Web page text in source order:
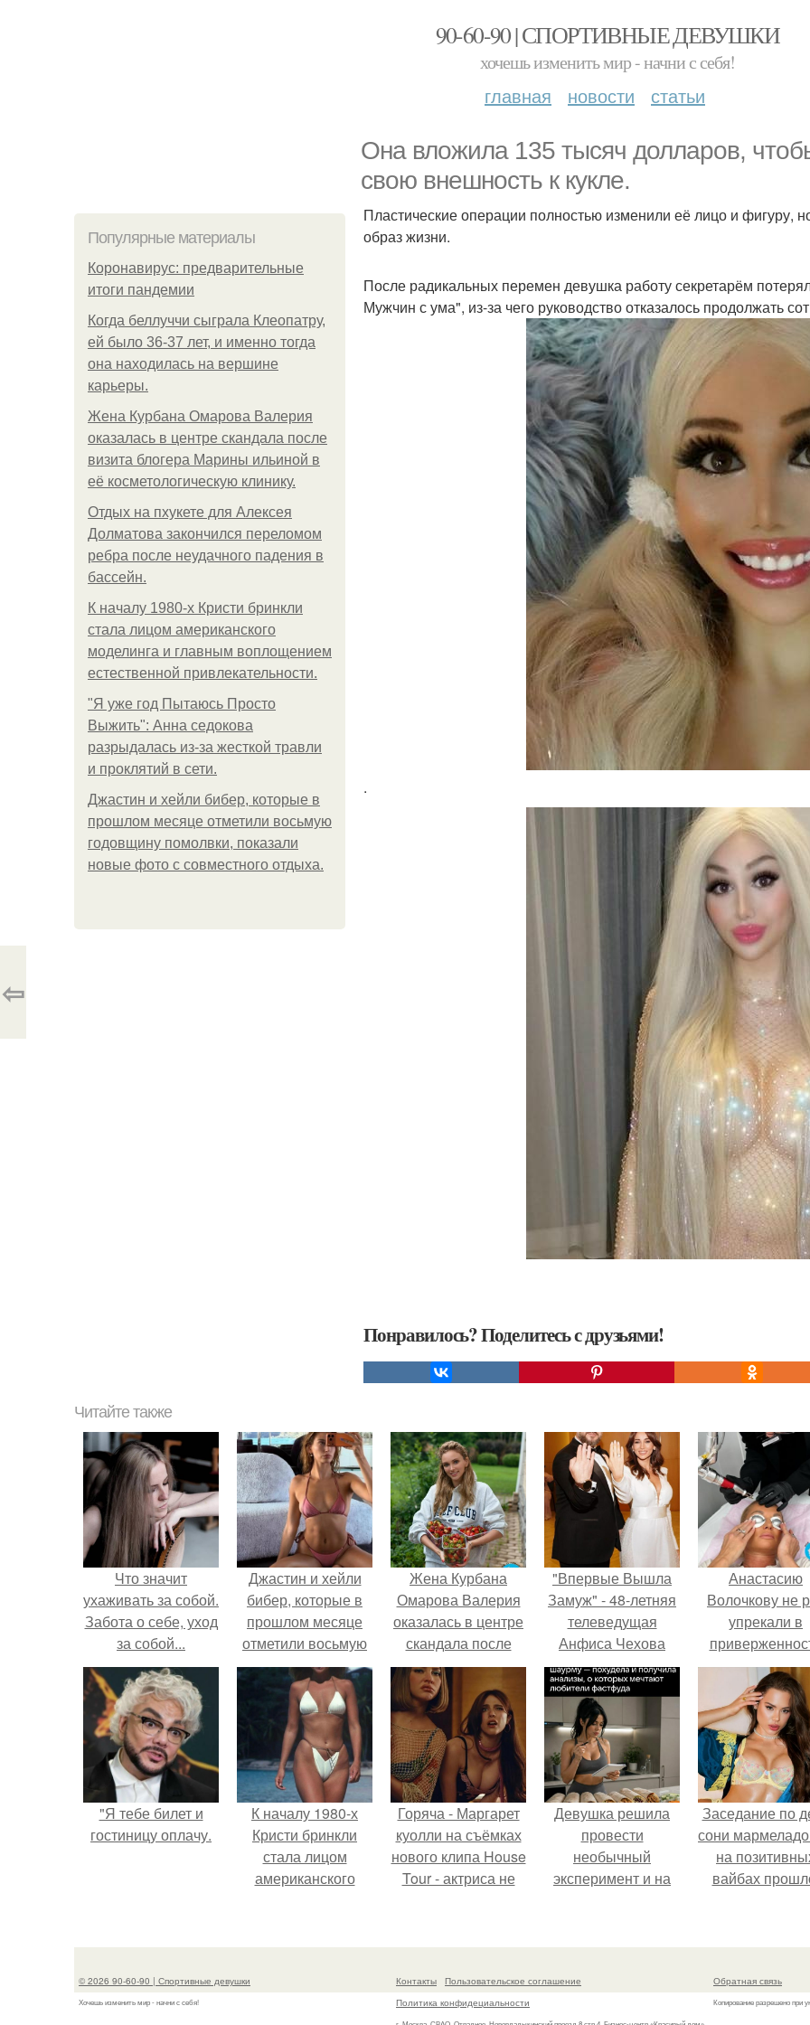
90-60-90 | СПОРТИВНЫЕ ДЕВУШКИ
хочешь изменить мир - начни с себя!
главная новости статьи
Она вложила 135 тысяч долларов,
свою внешность к кукле.
Популярные материалы
Коронавирус: предварительные
итоги пандемии
Когда беллуччи сыграла Клеопатру,
ей было 36-37 лет, и именно тогда
она находилась на вершине
карьеры.
Жена Курбана Омарова Валерия
оказалась в центре скандала после
визита блогера Марины ильиной в
её косметологическую клинику.
Отдых на пхукете для Алексея
Долматова закончился переломом
ребра после неудачного падения в
бассейн.
К началу 1980-х Кристи бринкли
стала лицом американского
моделинга и главным воплощением
естественной привлекательности.
"Я уже год Пытаюсь Просто
Выжить": Анна седокова
разрыдалась из-за жесткой травли
и проклятий в сети.
Джастин и хейли бибер, которые в
прошлом месяце отметили восьмую
годовщину помолвки, показали
новые фото с совместного отдыха.
Пластические операции полностью изменили её лицо и фигуру,
образ жизни.
После радикальных перемен девушка работу секретарём
Мужчин с ума", из-за чего руководство отказалось продолжать
.
Понравилось? Поделитесь с друзьями!
⇦
Читайте также
Что значит
ухаживать за собой.
Забота о себе, уход
за собой...
Джастин и хейли
бибер, которые в
прошлом месяце
отметили восьмую
годовщину
помолвки, показали
новые фото с
совместного
отдыха.
Жена Курбана
Омарова Валерия
оказалась в центре
скандала после
визита блогера
Марины ильиной в
косметологическую
клинику.
"Впервые Вышла
Замуж" - 48-летняя
телеведущая
Анфиса Чехова
официально стала
женой 44-летнего
продюсера и актёра
Александра
златопольского.
Анастасию
Волочкову не
упрекали в
устаревшим
процедурам.
"Я тебе билет и
гостиницу оплачу.
К началу 1980-х
Кристи бринкли
стала лицом
американского
воплощением
привлекательности.
Горяча - Маргарет
куолли на съёмках
нового клипа House
Tour - актриса не
выступила в роли
проекта.
Девушка решила
провести
необычный
эксперимент и на
одной шаурмой.
Заседание по
сони
на
вайбах
© 2026 90-60-90 | Спортивные девушки
Хочешь изменить мир - начни с себя!
Контакты
Пользовательское соглашение
Политика конфидециальности
Обратная связь
Копирование разрешено при